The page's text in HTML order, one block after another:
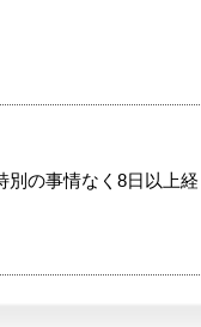
別の事情なく8日以上経